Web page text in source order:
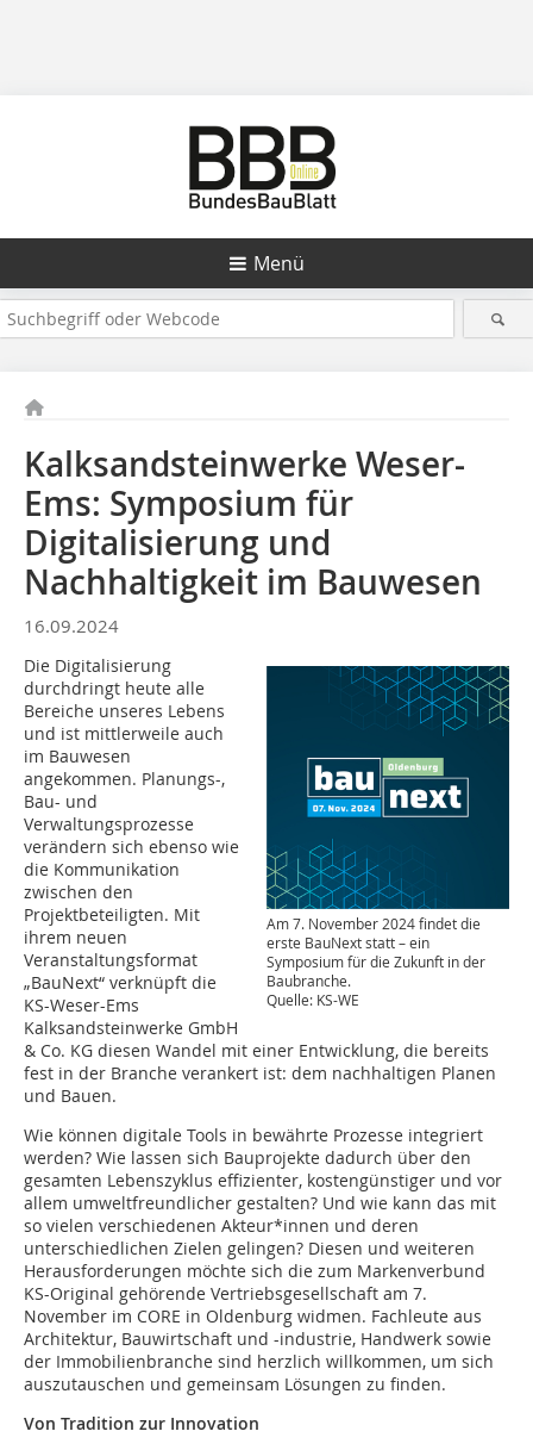
Menü
Kalksandsteinwerke Weser-
Ems: Symposium für
Digitalisierung und
Nachhaltigkeit im Bauwesen
16.09.2024
Am 7. November 2024 findet die
erste BauNext statt – ein
Symposium für die Zukunft in der
Baubranche.
Quelle: KS-WE
Die Digitalisierung
durchdringt heute alle
Bereiche unseres Lebens
und ist mittlerweile auch
im Bauwesen
angekommen. Planungs-,
Bau- und
Verwaltungsprozesse
verändern sich ebenso wie
die Kommunikation
zwischen den
Projektbeteiligten. Mit
ihrem neuen
Veranstaltungsformat
„BauNext“ verknüpft die
KS-Weser-Ems
Kalksandsteinwerke GmbH
& Co. KG diesen Wandel mit einer Entwicklung, die bereits
fest in der Branche verankert ist: dem nachhaltigen Planen
und Bauen.
Wie können digitale Tools in bewährte Prozesse integriert
werden? Wie lassen sich Bauprojekte dadurch über den
gesamten Lebenszyklus effizienter, kostengünstiger und vor
allem umweltfreundlicher gestalten? Und wie kann das mit
so vielen verschiedenen Akteur*innen und deren
unterschiedlichen Zielen gelingen? Diesen und weiteren
Herausforderungen möchte sich die zum Markenverbund
KS-Original gehörende Vertriebsgesellschaft am 7.
November im CORE in Oldenburg widmen. Fachleute aus
Architektur, Bauwirtschaft und -industrie, Handwerk sowie
der Immobilienbranche sind herzlich willkommen, um sich
auszutauschen und gemeinsam Lösungen zu finden.
Von Tradition zur Innovation